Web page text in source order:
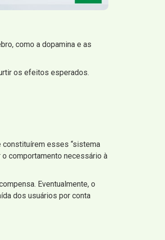
como a dopamina e as
os efeitos esperados.
esses “sistema
comportamento necessário à
Eventualmente, o
dos usuários por conta